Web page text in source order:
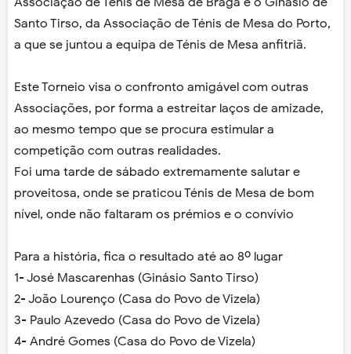
Santo Tirso, da Associação de Ténis de Mesa do Porto,
a que se juntou a equipa de Ténis de Mesa anfitriã.
Este Torneio visa o confronto amigável com outras
Associações, por forma a estreitar laços de amizade,
ao mesmo tempo que se procura estimular a
competição com outras realidades.
Foi uma tarde de sábado extremamente salutar e
proveitosa, onde se praticou Ténis de Mesa de bom
nível, onde não faltaram os prémios e o convívio
Para a história, fica o resultado até ao 8º lugar
1- José Mascarenhas (Ginásio Santo Tirso)
2- João Lourenço (Casa do Povo de Vizela)
3- Paulo Azevedo (Casa do Povo de Vizela)
4- André Gomes (Casa do Povo de Vizela)